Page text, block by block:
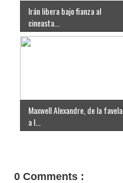
Irán libera bajo fianza al
cineasta...
Maxwell Alexandre, de la favela
a l...
0 Comments :